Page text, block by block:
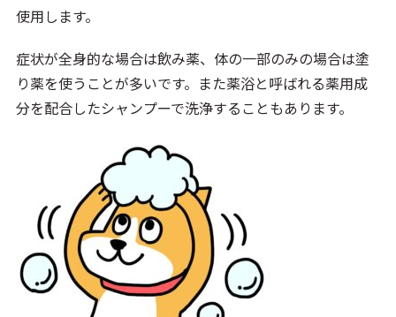
使用します。
症状が全身的な場合は飲み薬、体の一部のみの場合は塗
り薬を使うことが多いです。また薬浴と呼ばれる薬用成
分を配合したシャンプーで洗浄することもあります。